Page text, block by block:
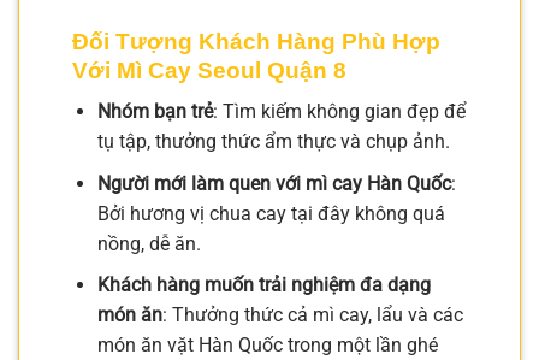
Đối Tượng Khách Hàng Phù Hợp
Với Mì Cay Seoul Quận 8
Nhóm bạn trẻ: Tìm kiếm không gian đẹp để
tụ tập, thưởng thức ẩm thực và chụp ảnh.
Người mới làm quen với mì cay Hàn Quốc:
Bởi hương vị chua cay tại đây không quá
nồng, dễ ăn.
Khách hàng muốn trải nghiệm đa dạng
món ăn: Thưởng thức cả mì cay, lẩu và các
món ăn vặt Hàn Quốc trong một lần ghé